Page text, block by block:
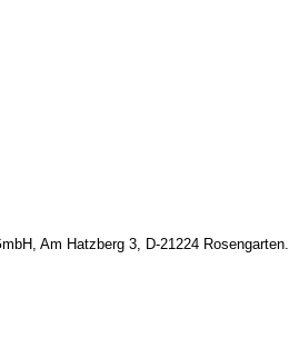
Am Hatzberg 3, D-21224 Rosengarten.